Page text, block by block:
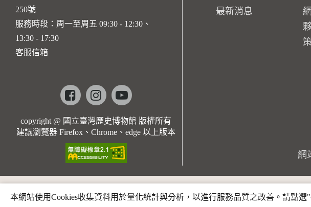
250號
服務時段：周一至周五 09:30 - 12:30、
13:30 - 17:30
客服信箱
Facebookinstagramyoutube
copyright @ 國立臺灣歷史博物館 版權所有
建議瀏覽器 Firefox、Chrome、edge 以上版本
最新消息
網
本網站使用Cookies收集資料用於量化統計與分析，以進行服務品質之改善。請點